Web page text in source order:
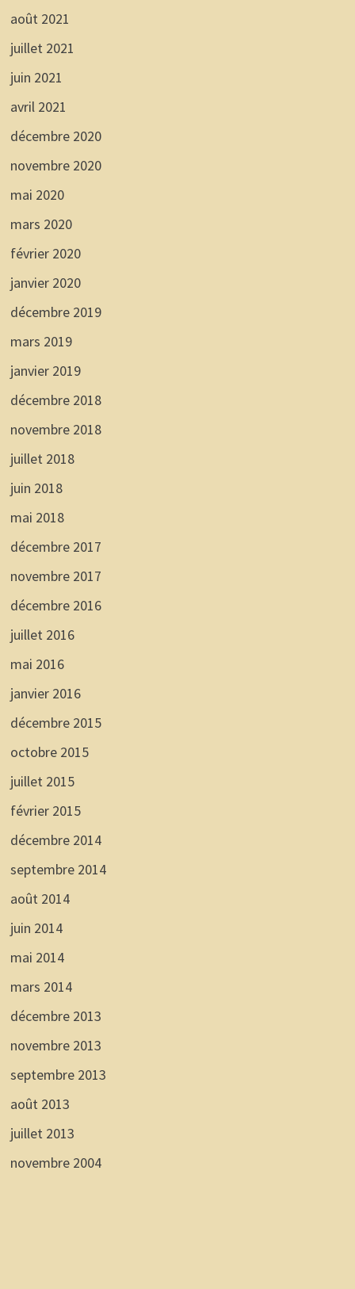
août 2021
juillet 2021
juin 2021
avril 2021
décembre 2020
novembre 2020
mai 2020
mars 2020
février 2020
janvier 2020
décembre 2019
mars 2019
janvier 2019
décembre 2018
novembre 2018
juillet 2018
juin 2018
mai 2018
décembre 2017
novembre 2017
décembre 2016
juillet 2016
mai 2016
janvier 2016
décembre 2015
octobre 2015
juillet 2015
février 2015
décembre 2014
septembre 2014
août 2014
juin 2014
mai 2014
mars 2014
décembre 2013
novembre 2013
septembre 2013
août 2013
juillet 2013
novembre 2004